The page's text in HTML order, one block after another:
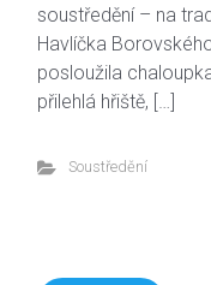
soustředění – na
Havlíčka
posloužila
přilehlá hřiště, […]
Soustředění